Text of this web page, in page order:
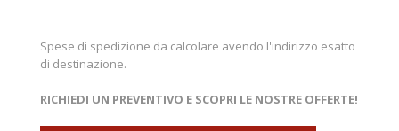
Spese di spedizione da calcolare avendo l'indirizzo esatto
di destinazione.
RICHIEDI UN PREVENTIVO E SCOPRI LE NOSTRE OFFERTE!